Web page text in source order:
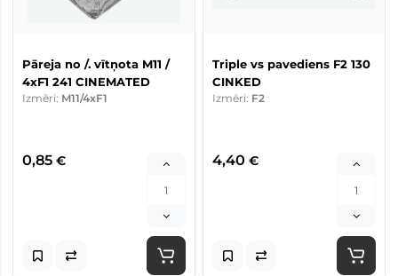
Pāreja no /. vītņota M11 /
4xF1 241 CINEMATED
Izmēri: M11/4xF1
0,85 €
Triple vs pavediens F2 130
CINKED
Izmēri: F2
4,40 €